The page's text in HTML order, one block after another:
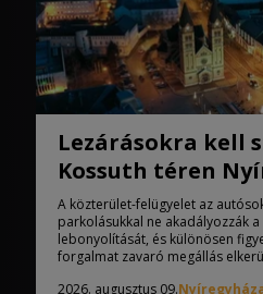
Lezárásokra kell
Kossuth téren
A közterület-felügyelet az
parkolásukkal ne akadályozzák
lebonyolítását, és különösen
forgalmat zavaró megállás
2026. augusztus 09.